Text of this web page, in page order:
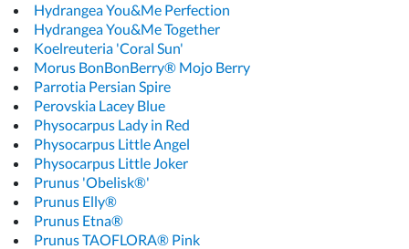
Hydrangea You&Me Perfection
Hydrangea You&Me Together
Koelreuteria 'Coral Sun'
Morus BonBonBerry® Mojo Berry
Parrotia Persian Spire
Perovskia Lacey Blue
Physocarpus Lady in Red
Physocarpus Little Angel
Physocarpus Little Joker
Prunus 'Obelisk®'
Prunus Elly®
Prunus Etna®
Prunus TAOFLORA® Pink